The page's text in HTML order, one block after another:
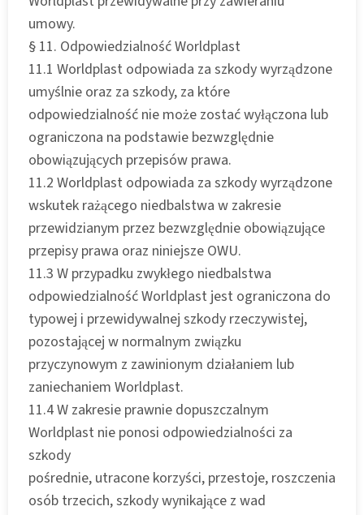
umowy.
§ 11. Odpowiedzialność Worldplast
11.1 Worldplast odpowiada za szkody wyrządzone
umyślnie oraz za szkody, za które
odpowiedzialność nie może zostać wyłączona lub
ograniczona na podstawie bezwzględnie
obowiązujących przepisów prawa.
11.2 Worldplast odpowiada za szkody wyrządzone
wskutek rażącego niedbalstwa w zakresie
przewidzianym przez bezwzględnie obowiązujące
przepisy prawa oraz niniejsze OWU.
11.3 W przypadku zwykłego niedbalstwa
odpowiedzialność Worldplast jest ograniczona do
typowej i przewidywalnej szkody rzeczywistej,
pozostającej w normalnym związku
przyczynowym z zawinionym działaniem lub
zaniechaniem Worldplast.
11.4 W zakresie prawnie dopuszczalnym
Worldplast nie ponosi odpowiedzialności za
szkody
pośrednie, utracone korzyści, przestoje, roszczenia
osób trzecich, szkody wynikające z wad